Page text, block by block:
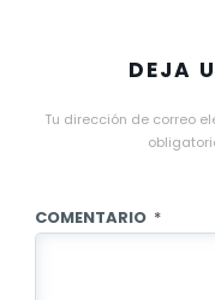
DEJA
Tu dirección de correo
COMENTARIO *